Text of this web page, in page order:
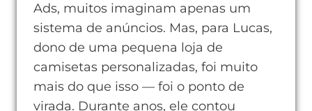
Ads, muitos imaginam apenas um
sistema de anúncios. Mas, para Lucas,
dono de uma pequena loja de
camisetas personalizadas, foi muito
mais do que isso — foi o ponto de
virada. Durante anos, ele contou